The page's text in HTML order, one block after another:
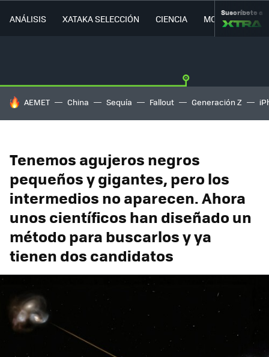
ANÁLISIS XATAKA SELECCIÓN CIENCIA MOVILIDAD
Suscríbete a
HOY SE HABLA DE
AEMET China Sequía Fallout Generación Z
Tenemos agujeros negros
pequeños y gigantes, pero los
intermedios no aparecen. Ahora
unos científicos han diseñado un
método para buscarlos y ya
tienen dos candidatos